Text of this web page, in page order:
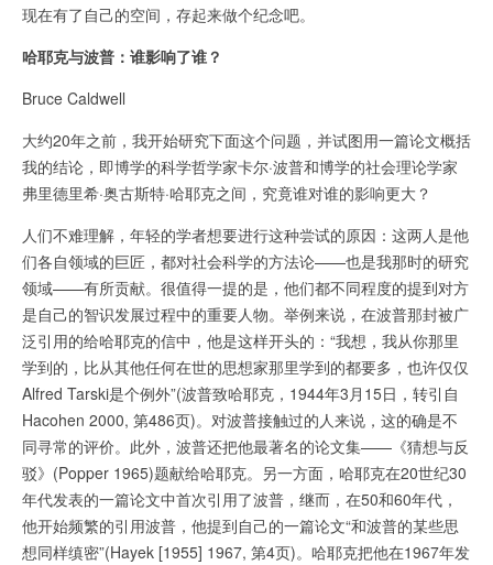
现在有了自己的空间，存起来做个纪念吧。
哈耶克与波普：谁影响了谁？
Bruce Caldwell
大约20年之前，我开始研究下面这个问题，并试图用一篇论文概括
我的结论，即博学的科学哲学家卡尔·波普和博学的社会理论学家
弗里德里希·奥古斯特·哈耶克之间，究竟谁对谁的影响更大？
人们不难理解，年轻的学者想要进行这种尝试的原因：这两人是他
们各自领域的巨匠，都对社会科学的方法论——也是我那时的研究
领域——有所贡献。很值得一提的是，他们都不同程度的提到对方
是自己的智识发展过程中的重要人物。举例来说，在波普那封被广
泛引用的给哈耶克的信中，他是这样开头的：“我想，我从你那里
学到的，比从其他任何在世的思想家那里学到的都要多，也许仅仅
Alfred Tarski是个例外”(波普致哈耶克，1944年3月15日，转引自
Hacohen 2000, 第486页)。对波普接触过的人来说，这的确是不
同寻常的评价。此外，波普还把他最著名的论文集——《猜想与反
驳》(Popper 1965)题献给哈耶克。另一方面，哈耶克在20世纪30
年代发表的一篇论文中首次引用了波普，继而，在50和60年代，
他开始频繁的引用波普，他提到自己的一篇论文“和波普的某些思
想同样缜密”(Hayek [1955] 1967, 第4页)。哈耶克把他在1967年发